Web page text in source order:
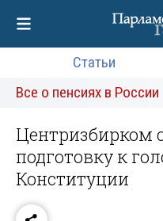
Статьи
Все о пенсиях в России
Центризбирком
подготовку к
Конституции